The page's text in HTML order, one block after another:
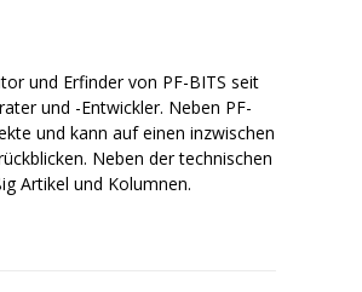
und Erfinder von PF-BITS seit
und -Entwickler. Neben PF-
und kann auf einen inzwischen
Neben der technischen
Artikel und Kolumnen.